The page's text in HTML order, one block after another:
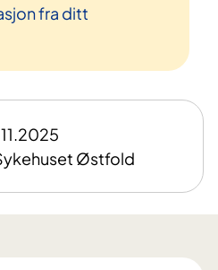
fra ditt
Østfold